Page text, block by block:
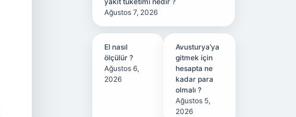
Ağustos 7, 2026
El nasıl
ölçülür ?
Ağustos 6,
2026
Avusturya’ya
gitmek için
hesapta ne
kadar para
olmalı ?
Ağustos 5,
2026